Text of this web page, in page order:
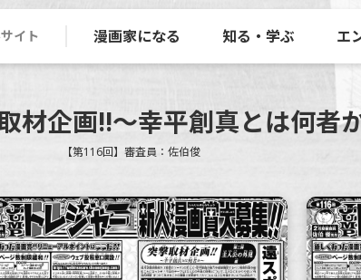
イト 漫画家になる 知る・学ぶ エ
材企画!!～幸平創真とは何者
【第116回】審査員：佐伯俊